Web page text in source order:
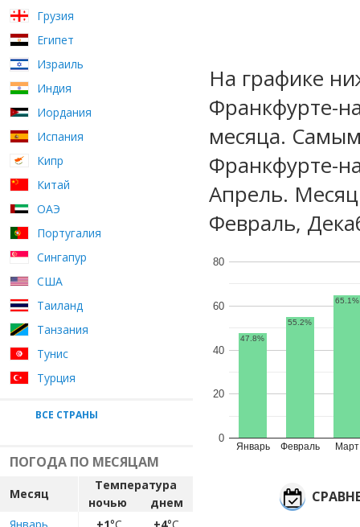
Грузия
Египет
Израиль
Индия
Иордания
Испания
Кипр
Китай
ОАЭ
Португалия
Сингапур
США
Таиланд
Танзания
Тунис
Турция
ВСЕ СТРАНЫ
ПОГОДА ПО МЕСЯЦАМ
Месяц
Температура
ночью
днем
На графике
Франкфурте-
месяца.
Франкфурте-
Апрель.
Февраль,
Январь Февраль Март
0
20
40
60
80
47.8%
55.2%
65.1%